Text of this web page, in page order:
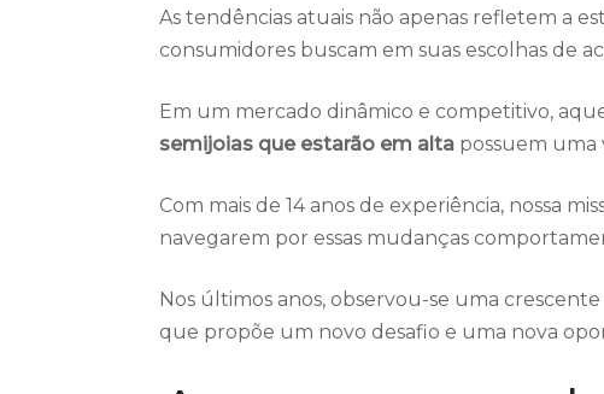
As tendências atuais não apenas refletem a
consumidores buscam em suas escolhas de
Em um mercado dinâmico e competitivo,
semijoias que estarão em alta possuem uma
Com mais de 14 anos de experiência, nossa
navegarem por essas mudanças
Nos últimos anos, observou-se uma
que propõe um novo desafio e uma nova